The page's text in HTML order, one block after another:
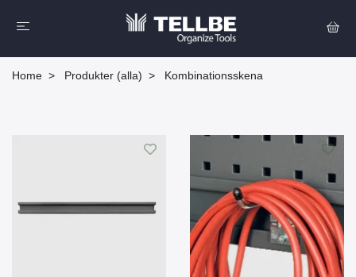
Home Produkter (alla) Kombinationsskena